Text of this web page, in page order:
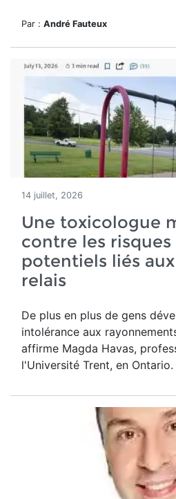
Par : André Fauteux
14 juillet, 2026
Une toxicologue
contre les risques
potentiels liés
relais
De plus en plus de gens
intolérance aux
affirme Magda Havas,
l'Université Trent, en Ontario.